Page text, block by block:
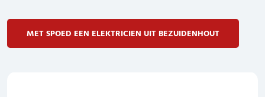
MET SPOED EEN ELEKTRICIEN UIT BEZUIDENHOUT